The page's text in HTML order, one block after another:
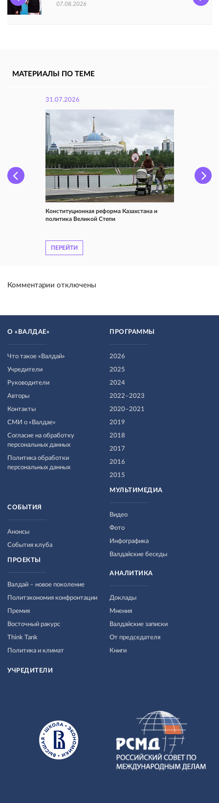
07.08.2026
МАТЕРИАЛЫ ПО ТЕМЕ
31.07.2026
Конституционная реформа Казахстана и
политика Великой Степи
ПЕРЕЙТИ
Комментарии отключены
О «ВАЛДАЕ»
Что такое «Валдай»
Учредители
Руководители
Авторы
Контакты
СМИ о «Валдае»
Согласие на обработку
персональных данных
Политика обработки
персональных данных
ПРОГРАММЫ
2026
2025
2024
2022–2023
2020–2021
2019
2018
2017
2016
2015
МУЛЬТИМЕДИА
Видео
Фото
Инфографика
Валдайские беседы
СОБЫТИЯ
Анонсы
События клуба
ПРОЕКТЫ
Валдай – новое поколение
Политэкономия конфронтации
Премия
Восточный ракурс
Think Tank
Политика и климат
АНАЛИТИКА
Доклады
Мнения
Валдайские записки
От председателя
Книги
УЧРЕДИТЕЛИ